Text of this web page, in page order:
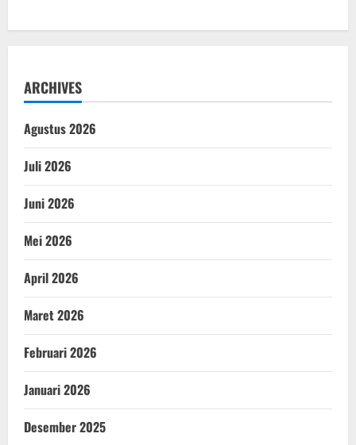
ARCHIVES
Agustus 2026
Juli 2026
Juni 2026
Mei 2026
April 2026
Maret 2026
Februari 2026
Januari 2026
Desember 2025